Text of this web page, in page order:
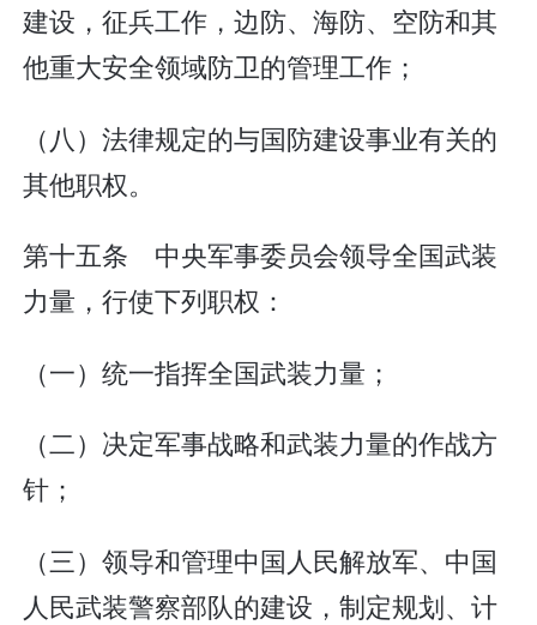
建设，征兵工作，边防、海防、空防和其
他重大安全领域防卫的管理工作；
（八）法律规定的与国防建设事业有关的
其他职权。
第十五条 中央军事委员会领导全国武装
力量，行使下列职权：
（一）统一指挥全国武装力量；
（二）决定军事战略和武装力量的作战方
针；
（三）领导和管理中国人民解放军、中国
人民武装警察部队的建设，制定规划、计